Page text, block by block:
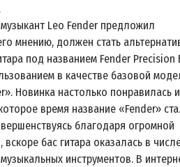
Leo Fender предложил
мнению, должен стать
под названием Fender Precision
в качестве базовой
Новинка настолько понравилась и
время название «Fender»
благодаря огромной
бас гитара оказалась в
инструментов. В